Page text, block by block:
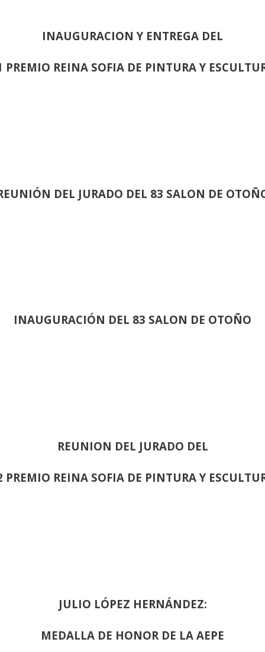
INAUGURACION Y ENTREGA DEL
PREMIO REINA SOFIA DE PINTURA Y
DEL JURADO DEL 83 SALON DE
INAUGURACIÓN DEL 83 SALON DE OTOÑO
REUNION DEL JURADO DEL
PREMIO REINA SOFIA DE PINTURA Y
JULIO LÓPEZ HERNÁNDEZ:
MEDALLA DE HONOR DE LA AEPE